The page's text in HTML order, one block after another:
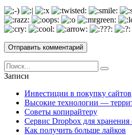
Search
for:
Записи
Инвестиции в покупку сайтов
Высокие технологии —
Советы копирайтеру
Сервис Dropbox для хранения
Как получить больше лайков